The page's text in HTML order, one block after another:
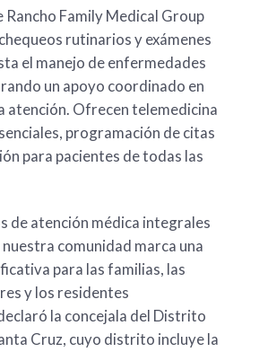
Rancho Family Medical Group
rutinarios y exámenes
el manejo de enfermedades
un apoyo coordinado en
atención. Ofrecen telemedicina
programación de citas
para pacientes de todas las
de atención médica integrales
comunidad marca una
para las familias, las
y los residentes
la concejala del Distrito
Cruz, cuyo distrito incluye la